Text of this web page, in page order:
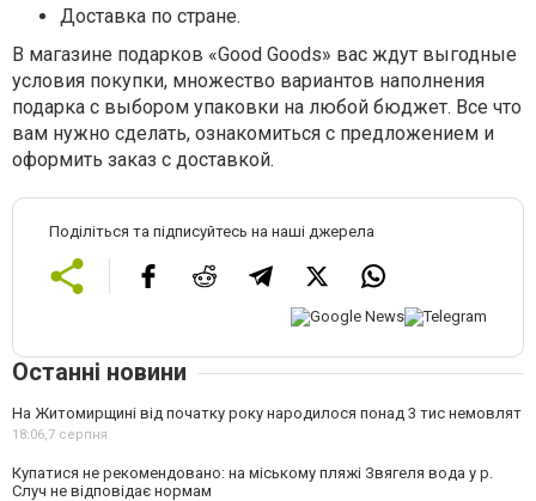
Доставка по стране.
В магазине подарков «Good Goods» вас ждут выгодные
условия покупки, множество вариантов наполнения
подарка с выбором упаковки на любой бюджет. Все что
вам нужно сделать, ознакомиться с предложением и
оформить заказ с доставкой.
Поділіться та підписуйтесь на наші джерела
Останні новини
На Житомирщині від початку року народилося понад 3 тис немовлят
18:06, 7 серпня
Купатися не рекомендовано: на міському пляжі Звягеля вода у р.
Случ не відповідає нормам